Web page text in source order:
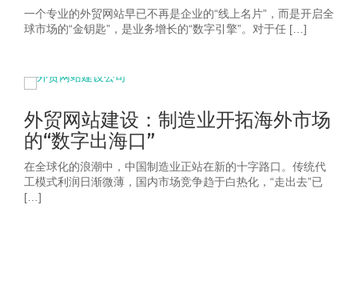
一个专业的外贸网站早已不再是企业的“线上名片”，而是开启全
球市场的“金钥匙”，是业务增长的“数字引擎”。对于任 […]
外贸网站建设：制造业开拓海外市场
的“数字出海口”
在全球化的浪潮中，中国制造业正站在新的十字路口。传统代
工模式利润日渐微薄，国内市场竞争趋于白热化，“走出去”已
[…]